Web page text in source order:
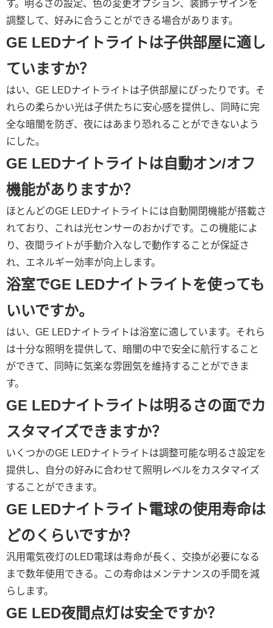
す。明るさの設定、色の変更オプション、装飾デザインを
調整して、好みに合うことができる場合があります。
GE LEDナイトライトは子供部屋に適し
ていますか？
はい、GE LEDナイトライトは子供部屋にぴったりです。そ
れらの柔らかい光は子供たちに安心感を提供し、同時に完
全な暗闇を防ぎ、夜にはあまり恐れることができないよう
にした。
GE LEDナイトライトは自動オン/オフ
機能がありますか？
ほとんどのGE LEDナイトライトには自動開閉機能が搭載さ
れており、これは光センサーのおかげです。この機能によ
り、夜間ライトが手動介入なしで動作することが保証さ
れ、エネルギー効率が向上します。
浴室でGE LEDナイトライトを使っても
いいですか。
はい、GE LEDナイトライトは浴室に適しています。それら
は十分な照明を提供して、暗闇の中で安全に航行すること
ができて、同時に気楽な雰囲気を維持することができま
す。
GE LEDナイトライトは明るさの面でカ
スタマイズできますか？
いくつかのGE LEDナイトライトは調整可能な明るさ設定を
提供し、自分の好みに合わせて照明レベルをカスタマイズ
することができます。
GE LEDナイトライト電球の使用寿命は
どのくらいですか？
汎用電気夜灯のLED電球は寿命が長く、交換が必要になる
まで数年使用できる。この寿命はメンテナンスの手間を減
らします。
GE LED夜間点灯は安全ですか？